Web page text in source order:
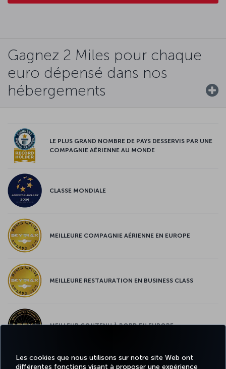
Les cookies que nous utilisons sur notre site Web ont
différentes fonctions visant à proposer une expérience
Gagnez 2 Miles pour chaque
euro dépensé dans nos
hébergements
LE PLUS GRAND NOMBRE DE PAYS DESSERVIS PAR UNE
COMPAGNIE AÉRIENNE AU MONDE
CLASSE MONDIALE
MEILLEURE COMPAGNIE AÉRIENNE EN EUROPE
MEILLEURE RESTAURATION EN BUSINESS CLASS
MEILLEUR CONTENU À BORD EN EUROPE